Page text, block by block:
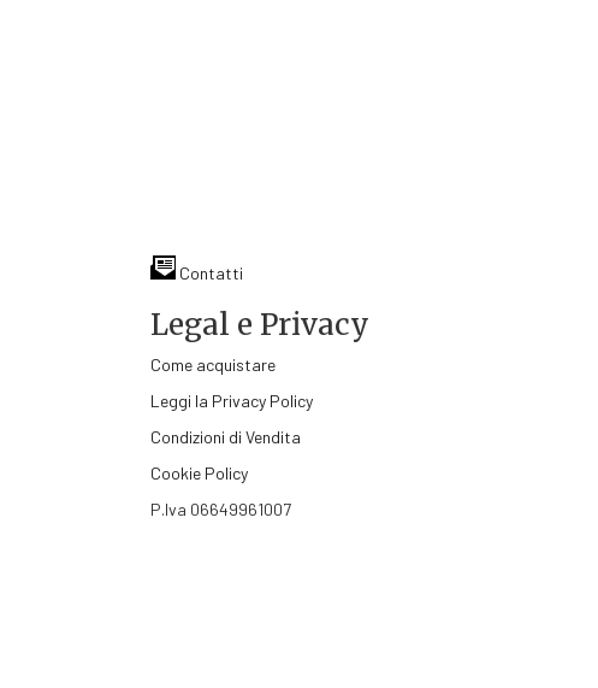
Contatti
Legal e Privacy
Come acquistare
Leggi la Privacy Policy
Condizioni di Vendita
Cookie Policy
P.Iva 06649961007